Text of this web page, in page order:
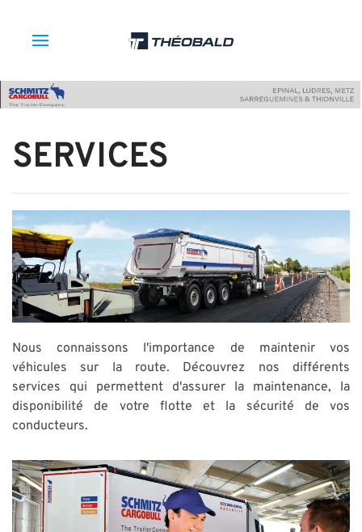
SERVICES
Nous connaissons l'importance de maintenir vos
véhicules sur la route. Découvrez nos différents
services qui permettent d'assurer la maintenance, la
disponibilité de votre flotte et la sécurité de vos
conducteurs.